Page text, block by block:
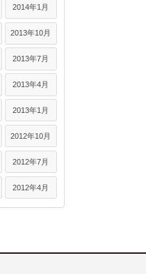
2014年1月
2013年10月
2013年7月
2013年4月
2013年1月
2012年10月
2012年7月
2012年4月